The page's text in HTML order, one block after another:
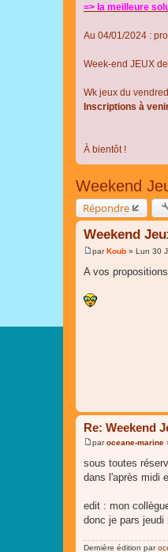
=> la meilleure
Au 04/01/2024 :
Week-end JEUX
Wk jeux du
Inscriptions à
À bientôt !
Weekend
Répondre
Weekend
M
s
a
g
parKoub » Lun 30
A vos
Re: Weekend
M
s
s
e
paroceane-marine
sous toutes
dans l'après midi
edit : mon
donc je pars jeudi
Dernière édition par